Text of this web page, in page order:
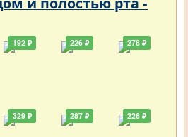
192 ₽
329 ₽
226 ₽
287 ₽
278 ₽
226 ₽